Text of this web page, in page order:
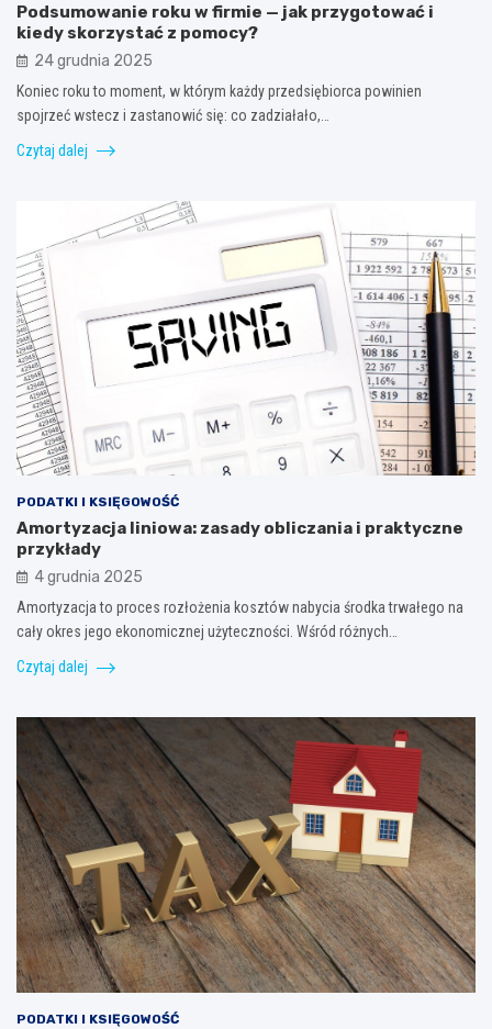
Podsumowanie roku w firmie — jak przygotować i
kiedy skorzystać z pomocy?
24 grudnia 2025
Koniec roku to moment, w którym każdy przedsiębiorca powinien
spojrzeć wstecz i zastanowić się: co zadziałało,…
Czytaj dalej
PODATKI I KSIĘGOWOŚĆ
Amortyzacja liniowa: zasady obliczania i praktyczne
przykłady
4 grudnia 2025
Amortyzacja to proces rozłożenia kosztów nabycia środka trwałego na
cały okres jego ekonomicznej użyteczności. Wśród różnych…
Czytaj dalej
PODATKI I KSIĘGOWOŚĆ